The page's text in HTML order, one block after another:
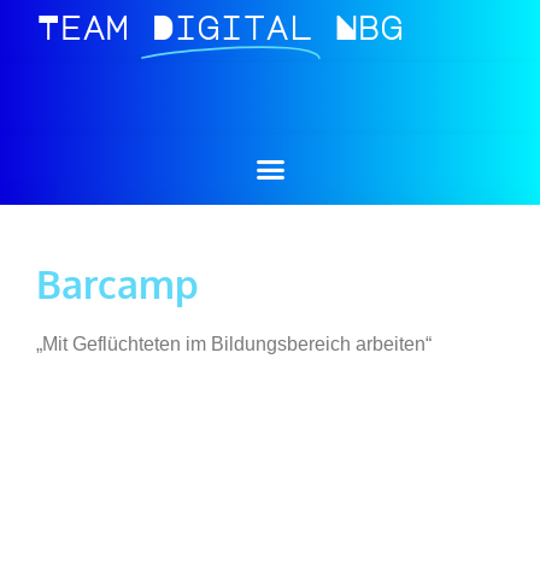
Team Digital Nbg
Barcamp
„Mit Geflüchteten im Bildungsbereich arbeiten“